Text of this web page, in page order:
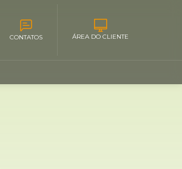
CONTATOS ÁREA DO CLIENTE